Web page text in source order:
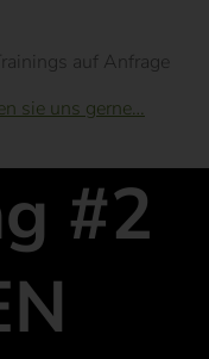
auf Anfrage
sie uns gerne…
#2